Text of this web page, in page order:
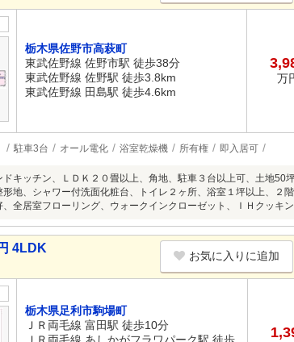
栃木県佐野市高萩町
東武佐野線 佐野市駅 徒歩38分
東武佐野線 佐野駅 徒歩3.8km
東武佐野線 田島駅 徒歩4.6km
万
駐車3台 オール電化 浴室乾燥機 所有権 即入居可
ドキッチン、ＬＤＫ２０畳以上、角地、駐車３台以上可、土地
形地、シャワー付洗面化粧台、トイレ２ヶ所、浴室１坪以上、２
、全居室フローリング、ウォークインクローゼット、ＩＨクッキ
4LDK
お気に入りに追加
栃木県足利市駒場町
ＪＲ両毛線 富田駅 徒歩10分